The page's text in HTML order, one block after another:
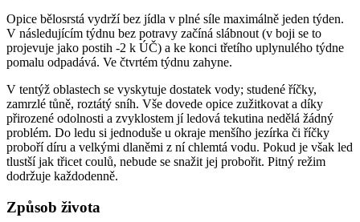
Opice bělosrstá vydrží bez jídla v plné síle maximálně jeden týden.
V následujícím týdnu bez potravy začíná slábnout (v boji se to
projevuje jako postih -2 k ÚČ) a ke konci třetího uplynulého týdne
pomalu odpadává. Ve čtvrtém týdnu zahyne.
V tentýž oblastech se vyskytuje dostatek vody; studené říčky,
zamrzlé tůně, roztátý sníh. Vše dovede opice zužitkovat a díky
přirozené odolnosti a zvyklostem jí ledová tekutina nedělá žádný
problém. Do ledu si jednoduše u okraje menšího jezírka či říčky
proboří díru a velkými dlaněmi z ní chlemtá vodu. Pokud je však led
tlustší jak třicet coulů, nebude se snažit jej probořit. Pitný režim
dodržuje každodenně.
Způsob života